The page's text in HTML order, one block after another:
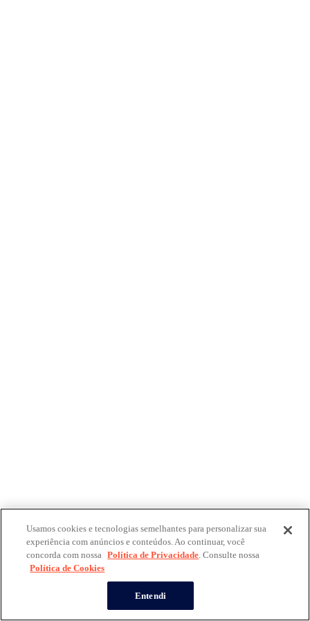
Usamos cookies e tecnologias semelhantes para personalizar sua
experiência com anúncios e conteúdos. Ao continuar, você
concorda com nossa Política de Privacidade. Consulte nossa
Política de Cookies
Entendi